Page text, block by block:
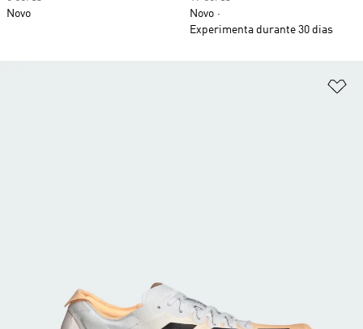
Novo
Novo
Experimenta durante 30 dias